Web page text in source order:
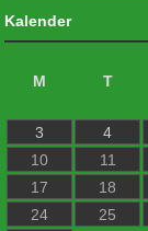
Kalender
M
T
3
4
10
11
17
18
24
25